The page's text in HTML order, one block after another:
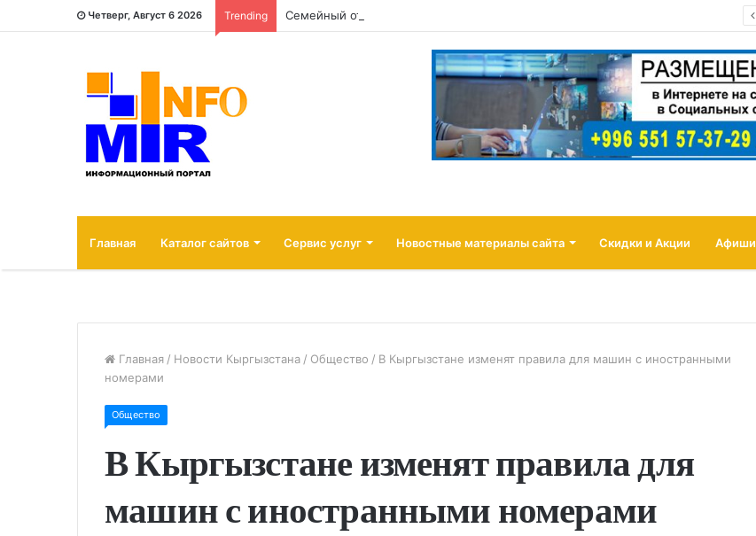
Четверг, Август 6 2026 Trending Семейный отдых на Иссык-Куле! пансионат «ОСТРОВОК» Бостери
Главная Каталог сайтов Сервис услуг Новостные материалы сайта Скидки и Акции Афиши
Главная / Новости Кыргызстана / Общество / В Кыргызстане изменят правила для машин с иностранными
номерами
Общество
В Кыргызстане изменят правила для
машин с иностранными номерами